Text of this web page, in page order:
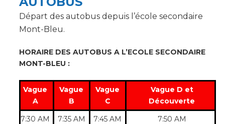
Départ des autobus depuis l’école secondaire
Mont-Bleu.
HORAIRE DES AUTOBUS A L’ECOLE SECONDAIRE
MONT-BLEU :
Vague
A
Vague
B
Vague
C
Vague D et
Découverte
7:30 AM
7:35 AM 7:45 AM 7:50 AM